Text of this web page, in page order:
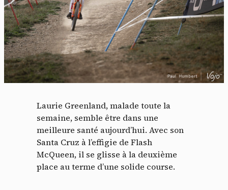
Laurie Greenland, malade toute la
semaine, semble être dans une
meilleure santé aujourd’hui. Avec son
Santa Cruz à l’effigie de Flash
McQueen, il se glisse à la deuxième
place au terme d’une solide course.